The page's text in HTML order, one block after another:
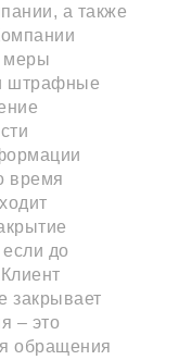
а также
меры
штрафные
время
до
закрывает
– это
обращения